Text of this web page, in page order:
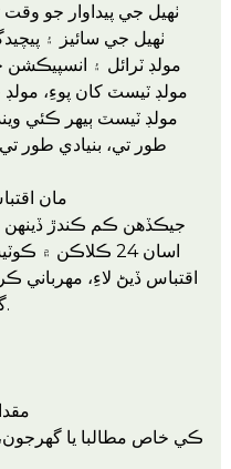
ٺهيل جي سائيز ۽
4. مولڊ ٽرائل ۽ انسپيڪشن جو وقت
مان
جيڪڏهن ڪم ڪندڙ ڏينهن
اسان 24 ڪلاڪن ۾
اقتباس ڏيڻ لاءِ،
گڏ هيٺ ڏنل معلومات فراهم ڪريو.
4)